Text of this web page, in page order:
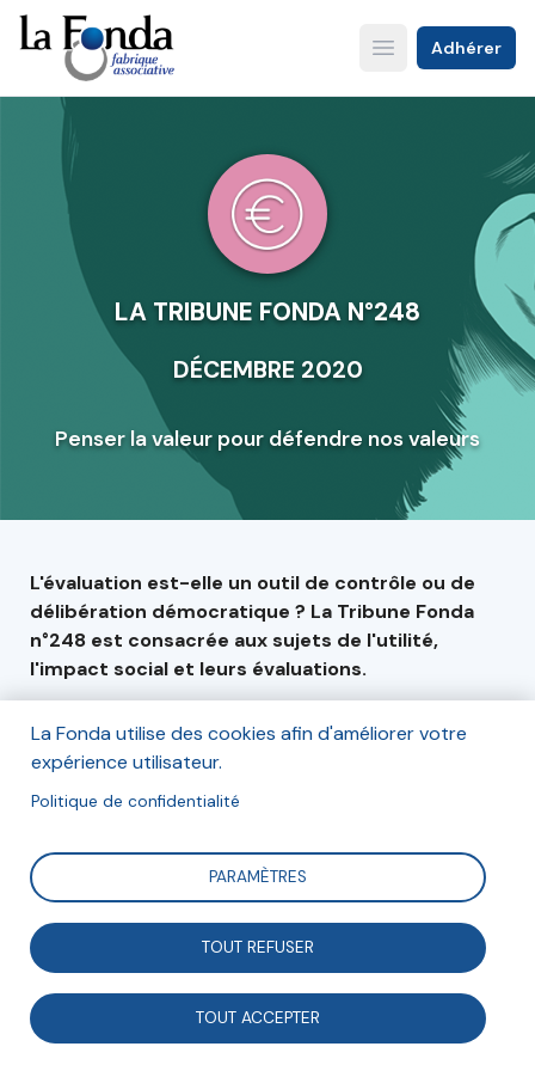
Aller
au
contenu
principal
Open main menu
Adhérer
LA TRIBUNE FONDA N°248
DÉCEMBRE 2020
Penser la valeur pour défendre nos valeurs
L'évaluation est-elle un outil de contrôle ou de
délibération démocratique ? La Tribune Fonda
n°248 est consacrée aux sujets de l'utilité,
l'impact social et leurs évaluations.
économistes et responsables associatifs autour de
leur vision de la valeur, le cas pratique des centres
sociaux et leur chaîne de valeur et une cartographie
Fonda. Mais aussi des initiatives, des lectures et des
prises de positions !
La revue n'est plus disponible à l'achat.
accéder aux articles, abonnez-vous.
La Fonda utilise des cookies afin d'améliorer votre
expérience utilisateur.
Politique de confidentialité
PARAMÈTRES
TOUT REFUSER
TOUT ACCEPTER